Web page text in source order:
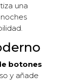
una
botones
y añade